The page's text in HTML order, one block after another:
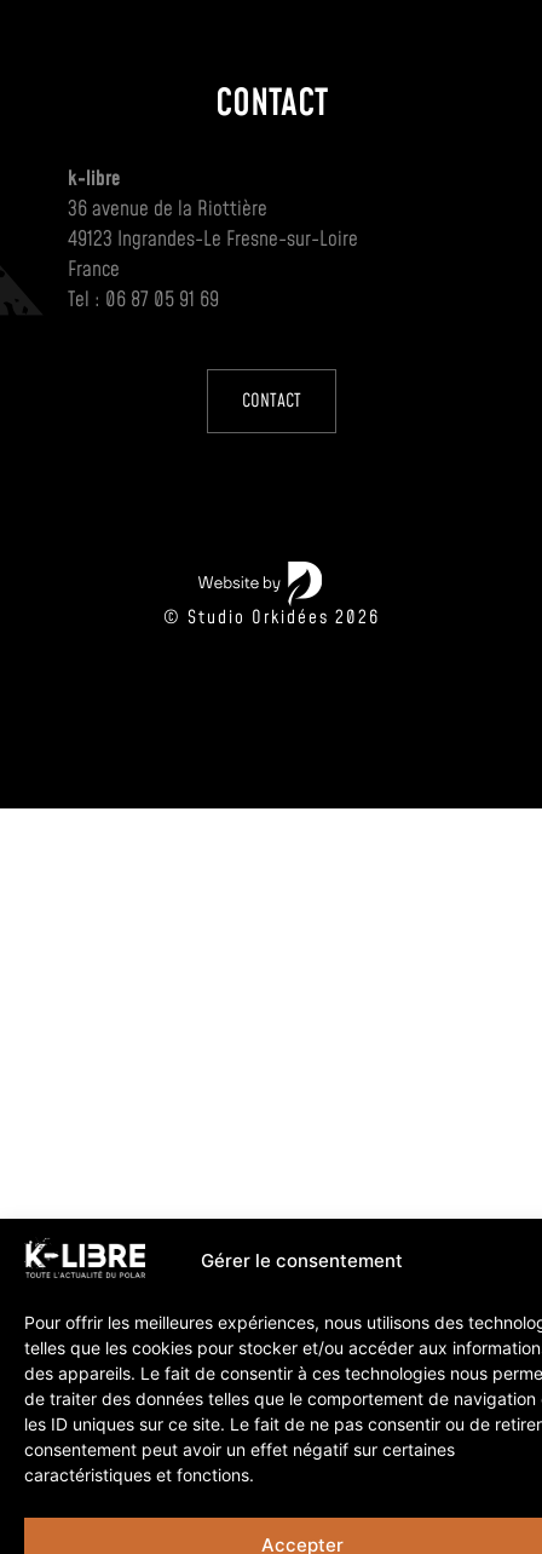
Gérer le consentement
Pour offrir les meilleures expériences, nous utilisons des
telles que les cookies pour stocker et/ou accéder aux
des appareils. Le fait de consentir à ces technologies nous
de traiter des données telles que le comportement de navigation
les ID uniques sur ce site. Le fait de ne pas consentir ou de
consentement peut avoir un effet négatif sur certaines
caractéristiques et fonctions.
Accepter
CONTACT
k-libre
36 avenue de la Riottière
49123 Ingrandes-Le Fresne-sur-Loire
France
Tel : 06 87 05 91 69
CONTACT
© Studio Orkidées 2026